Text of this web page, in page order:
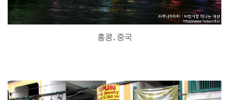
홍콩, 중국